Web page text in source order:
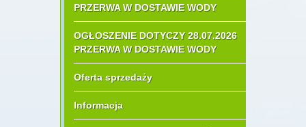
PRZERWA W DOSTAWIE WODY
OGŁOSZENIE DOTYCZY 28.07.2026
PRZERWA W DOSTAWIE WODY
Oferta sprzedaży
Informacja